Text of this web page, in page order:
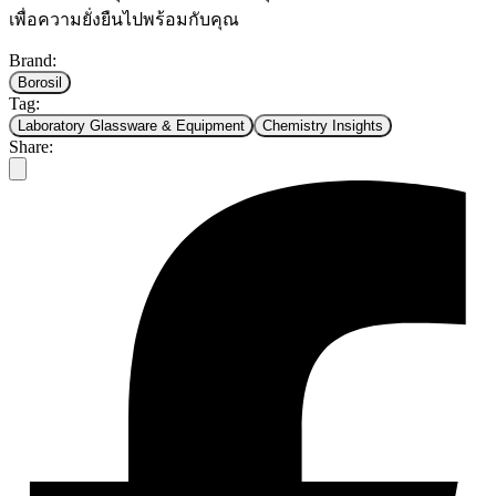
เพื่อความยั่งยืนไปพร้อมกับคุณ
Brand:
Borosil
Tag:
Laboratory Glassware & Equipment Chemistry Insights
Share: